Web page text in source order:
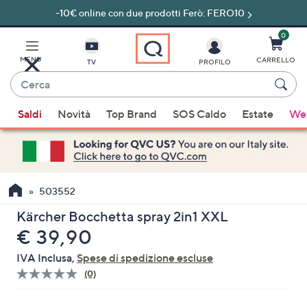
al
principale
-10€ online con due prodotti Ferò: FERO10
MENU TV
Cerca
sono
disponibili
suggerimenti,
usa
i
tasti
freccia
su
giù
PROFILO
0
CARRELLO
Saldi Novità Top Brand SOS Caldo Estate
503552
Kärcher Bocchetta spray 2in1 XXL
eliminato
€ 39,90
IVA Inclusa, Spese di spedizione escluse
Nessuna
(0)